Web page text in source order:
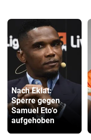
Nach Eklat:
Sperre gegen
Samuel Eto‘o
aufgehoben